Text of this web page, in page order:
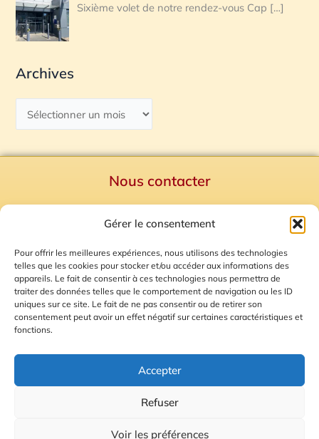
Gérer le consentement
Pour offrir les meilleures expériences, nous utilisons des technologies
telles que les cookies pour stocker et/ou accéder aux informations des
appareils. Le fait de consentir à ces technologies nous permettra de
traiter des données telles que le comportement de navigation ou les ID
uniques sur ce site. Le fait de ne pas consentir ou de retirer son
consentement peut avoir un effet négatif sur certaines caractéristiques et
fonctions.
Accepter
Refuser
Voir les préférences
Sixième volet de notre rendez-vous Cap […]
Archives
Nous contacter
Mentions Légales
Plan du site
Gestion des Cookies
© 2026 Radio Calade